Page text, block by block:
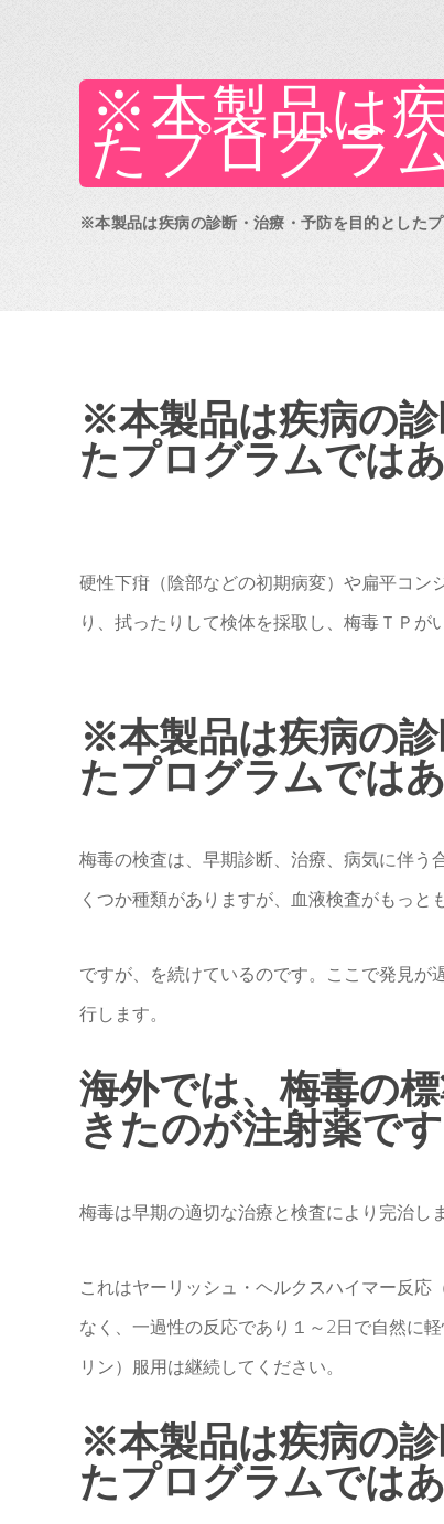
※本製品は
たプログラ
※本製品は疾病の診断・治療・予防を目的としたプ
※本製品は疾病の
たプログラムでは
硬性下疳（陰部などの初期病変）や扁平コン
り、拭ったりして検体を採取し、梅毒ＴＰが
※本製品は疾病の
たプログラムでは
梅毒の検査は、早期診断、治療、病気に伴う
くつか種類がありますが、血液検査がもっと
ですが、を続けているのです。ここで発見
行します。
海外では、梅毒の
きたのが注射薬です
梅毒は早期の適切な治療と検査により完治し
これはヤーリッシュ・ヘルクスハイマー反
なく、一過性の反応であり１～2日で自然に
リン）服用は継続してください。
※本製品は疾病の
たプログラムでは